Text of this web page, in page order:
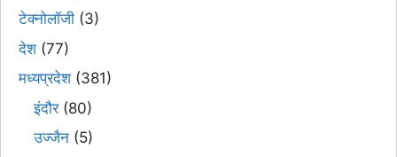
टेक्नोलॉजी (3)
देश(77)
मध्यप्रदेश(381)
इंदौर(80)
उज्जैन (5)